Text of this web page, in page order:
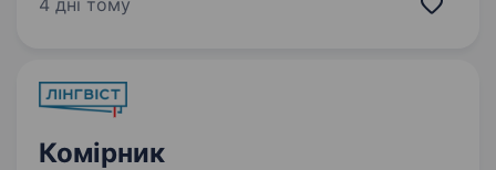
4 дні тому
Комірник